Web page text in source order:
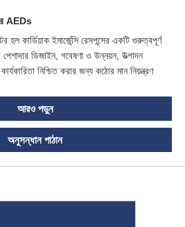
AEDs
হল কার্ডিয়াক ইমার্জেন্সি রেসপন্সের একটি গুরুত্বপূর্ণ
ডিজাইন, গবেষণা ও উন্নয়ন, উত্পাদন
নিশ্চিত করার জন্য কঠোর মান নিয়ন্ত্রণ
আরও পড়ুন
অনুসন্ধান পাঠান